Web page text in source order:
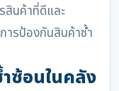
สินค้าที่ดีและ
ารป้องกันสินค้าซ้ำ
ซ้อนในคลัง